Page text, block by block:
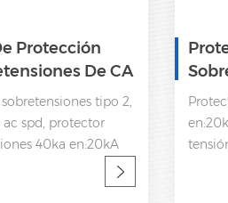
Protección
De CA
SPD 175V tipo 2,
ac spd, protector
40ka en:20kA
indicador de
Tipo
de